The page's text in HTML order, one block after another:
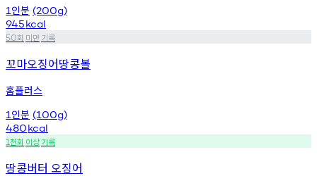
1 인분 (200g)
945kcal
50회 미만기록
꼬마오징어땅콩볼
홈플러스
1 인분 (100g)
480kcal
1천회 이상기록
땅콩버터 오징어